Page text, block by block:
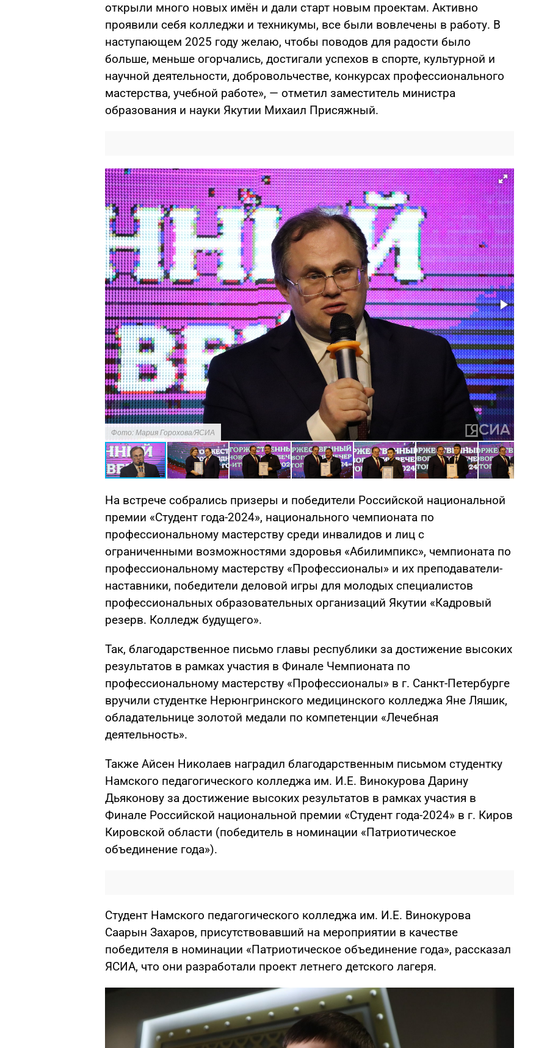
открыли много новых имён и дали старт новым проектам. Активно
проявили себя колледжи и техникумы, все были вовлечены в работу. В
наступающем 2025 году желаю, чтобы поводов для радости было
больше, меньше огорчались, достигали успехов в спорте, культурной и
научной деятельности, добровольчестве, конкурсах профессионального
мастерства, учебной работе», — отметил заместитель министра
образования и науки Якутии Михаил Присяжный.
Фото: Мария Горохова/ЯСИА
На встрече собрались призеры и победители Российской национальной
премии «Студент года-2024», национального чемпионата по
профессиональному мастерству среди инвалидов и лиц с
ограниченными возможностями здоровья «Абилимпикс», чемпионата по
профессиональному мастерству «Профессионалы» и их преподаватели-
наставники, победители деловой игры для молодых специалистов
профессиональных образовательных организаций Якутии «Кадровый
резерв. Колледж будущего».
Так, благодарственное письмо главы республики за достижение высоких
результатов в рамках участия в Финале Чемпионата по
профессиональному мастерству «Профессионалы» в г. Санкт-Петербурге
вручили студентке Нерюнгринского медицинского колледжа Яне Ляшик,
обладательнице золотой медали по компетенции «Лечебная
деятельность».
Также Айсен Николаев наградил благодарственным письмом студентку
Намского педагогического колледжа им. И.Е. Винокурова Дарину
Дьяконову за достижение высоких результатов в рамках участия в
Финале Российской национальной премии «Студент года-2024» в г. Киров
Кировской области (победитель в номинации «Патриотическое
объединение года»).
Студент Намского педагогического колледжа им. И.Е. Винокурова
Саарын Захаров, присутствовавший на мероприятии в качестве
победителя в номинации «Патриотическое объединение года», рассказал
ЯСИА, что они разработали проект летнего детского лагеря.